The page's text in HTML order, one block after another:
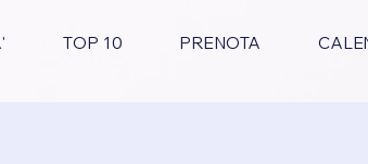
TOP 10 PRENOTA